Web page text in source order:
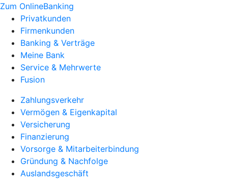
Zum OnlineBanking
Privatkunden
Firmenkunden
Banking & Verträge
Meine Bank
Service & Mehrwerte
Fusion
Zahlungsverkehr
Vermögen & Eigenkapital
Versicherung
Finanzierung
Vorsorge & Mitarbeiterbindung
Gründung & Nachfolge
Auslandsgeschäft